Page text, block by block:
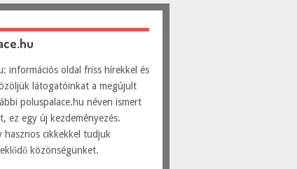
információs oldal friss hírekkel és
látogatóinkat a megújult
poluspalace.hu néven ismert
ez egy új kezdeményezés.
hasznos cikkekkel tudjuk
közönségünket.